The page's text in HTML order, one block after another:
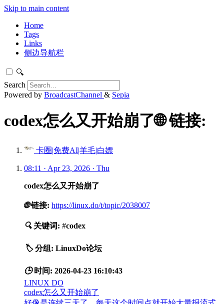
Skip to main content
Home
Tags
Links
侧边导航栏
🔍
Search
Powered by BroadcastChannel & Sepia
codex怎么又开始崩了🌐 链接:
卡圈|免费AI|羊毛|白嫖
08:11 · Apr 23, 2026 · Thu
codex怎么又开始崩了
🌐 链接: https://linux.do/t/topic/2038007
🔍 关键词: #codex
🏷️ 分组: LinuxDo论坛
🕒 时间: 2026-04-23 16:10:43
LINUX DO
codex怎么又开始崩了